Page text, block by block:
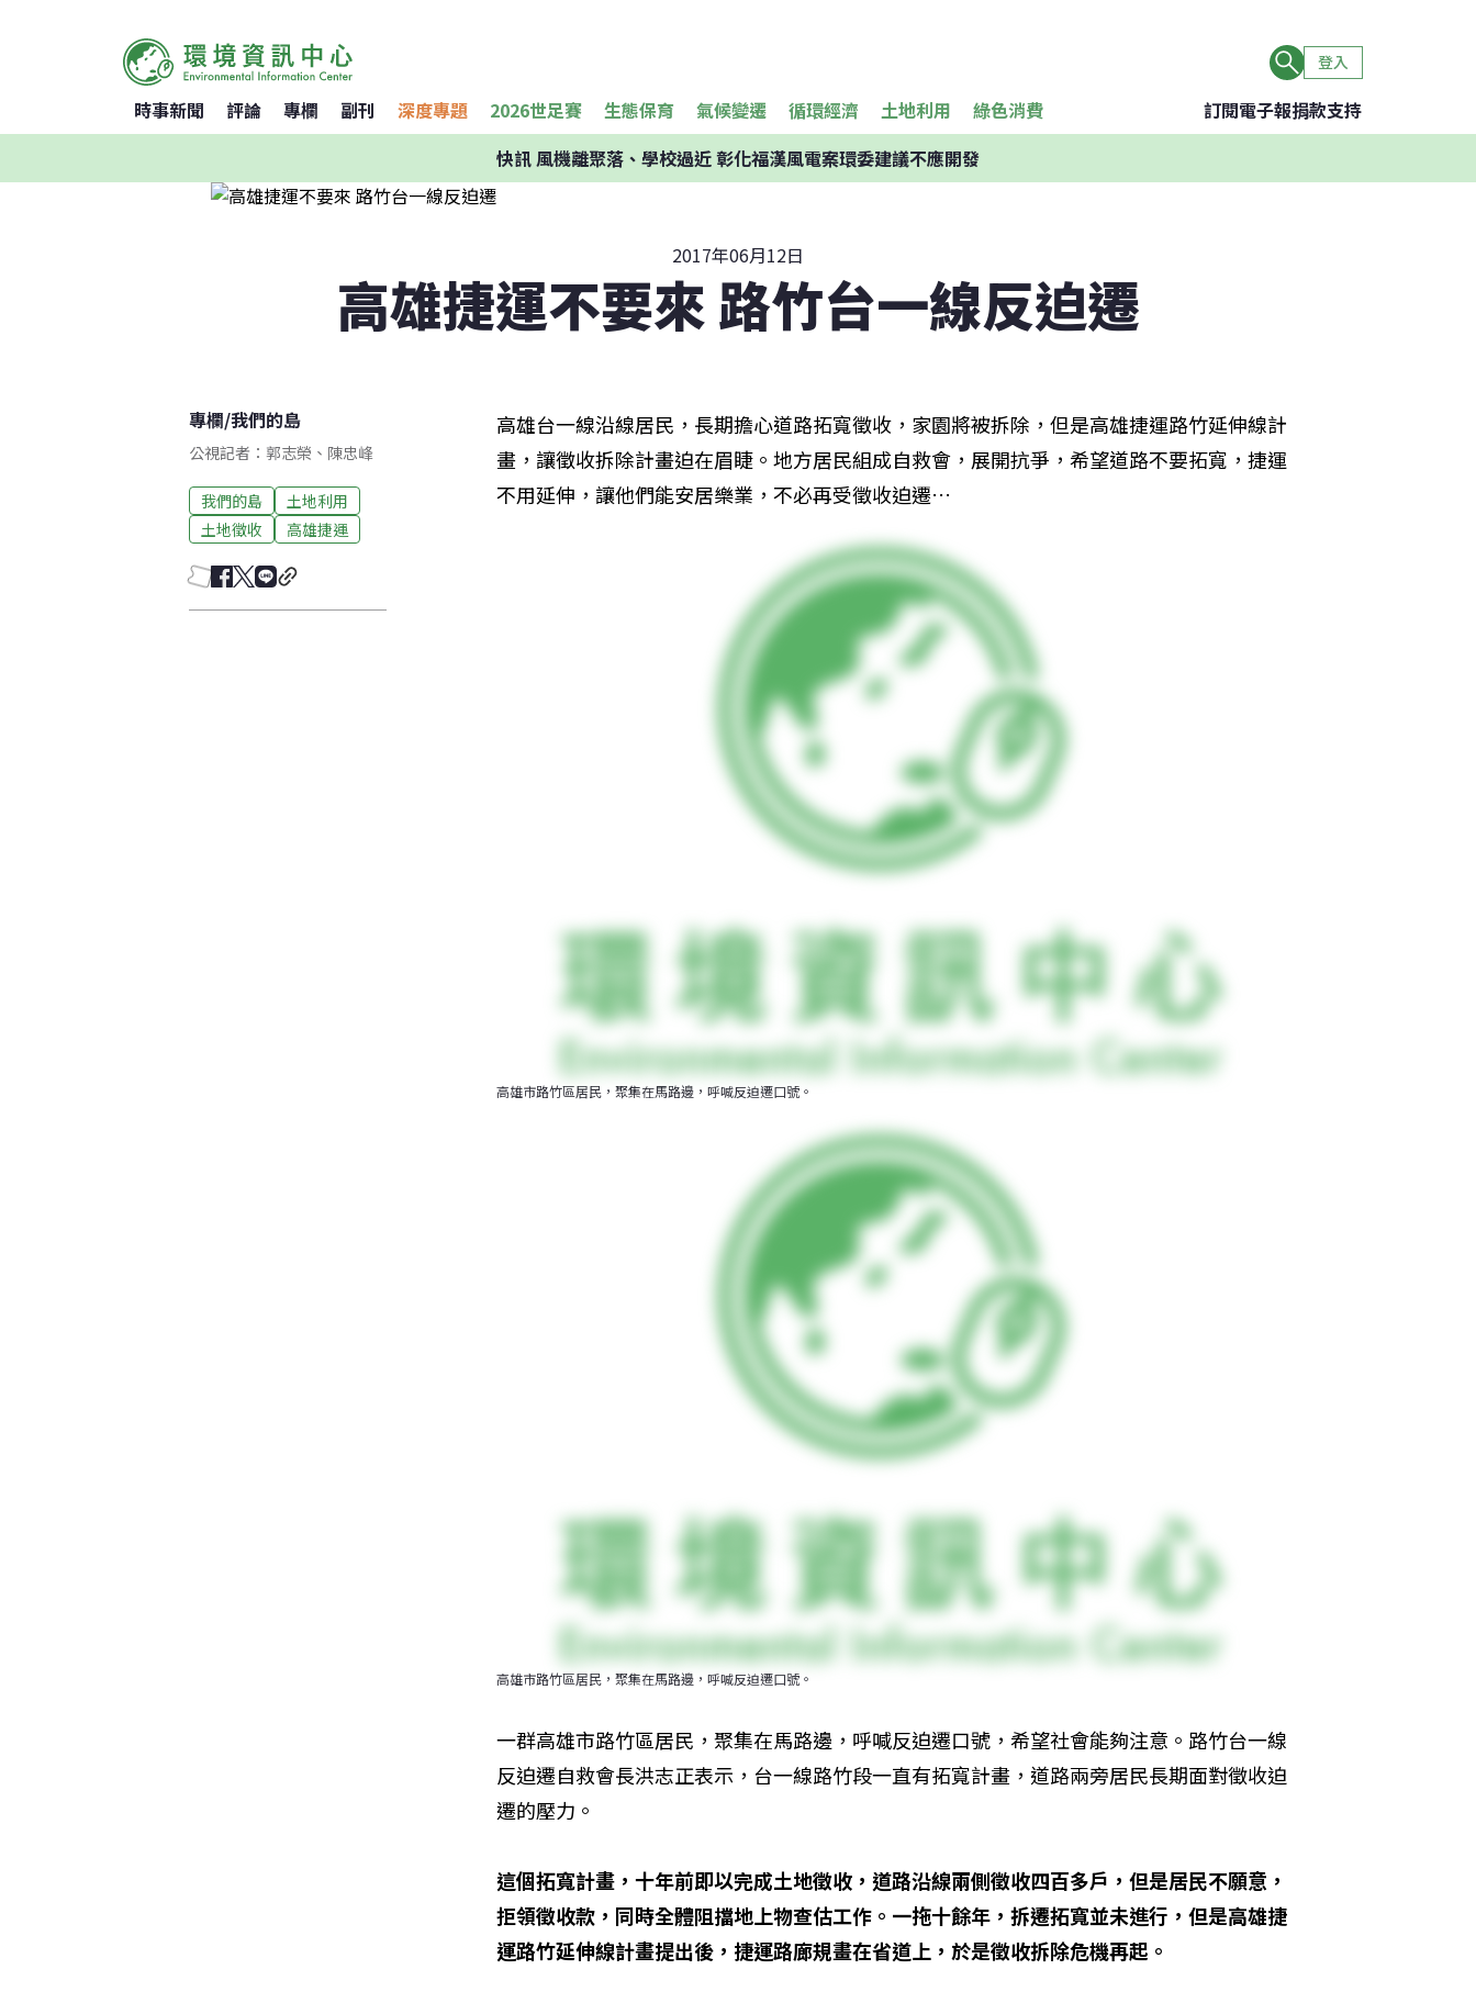
登入
時事新聞 評論 專欄 副刊 深度專題 2026世足賽 生態保育 氣候變遷 循環經濟 土地利用 綠色消費 訂閱電子報捐款支持
快訊風機離聚落、學校過近 彰化福漢風電案環委建議不應開發
2017年06月12日
高雄捷運不要來 路竹台一線反迫遷
專欄/我們的島
公視記者：郭志榮、陳忠峰
我們的島
土地利用
土地徵收
高雄捷運
高雄台一線沿線居民，長期擔心道路拓寬徵收，家園將被拆除，但是高雄捷運路竹延伸線計
畫，讓徵收拆除計畫迫在眉睫。地方居民組成自救會，展開抗爭，希望道路不要拓寬，捷運
不用延伸，讓他們能安居樂業，不必再受徵收迫遷…
高雄市路竹區居民，聚集在馬路邊，呼喊反迫遷口號。
高雄市路竹區居民，聚集在馬路邊，呼喊反迫遷口號。
一群高雄市路竹區居民，聚集在馬路邊，呼喊反迫遷口號，希望社會能夠注意。路竹台一線
反迫遷自救會長洪志正表示，台一線路竹段一直有拓寬計畫，道路兩旁居民長期面對徵收迫
遷的壓力。
這個拓寬計畫，十年前即以完成土地徵收，道路沿線兩側徵收四百多戶，但是居民不願意，
拒領徵收款，同時全體阻擋地上物查估工作。一拖十餘年，拆遷拓寬並未進行，但是高雄捷
運路竹延伸線計畫提出後，捷運路廊規畫在省道上，於是徵收拆除危機再起。